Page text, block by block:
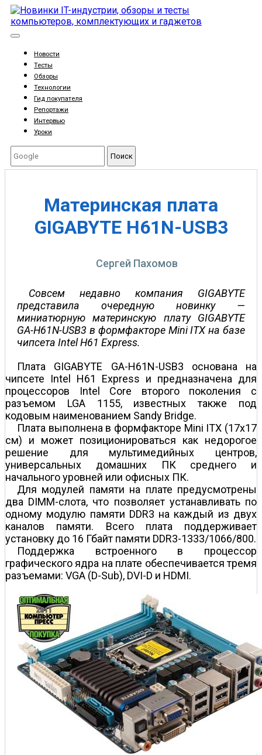
Новости
Тесты
Обзоры
Технологии
Гид покупателя
Репортажи
Интервью
Уроки
Поиск
Материнская плата
GIGABYTE H61N-USB3
Сергей Пахомов
Совсем недавно компания GIGABYTE
представила очередную новинку —
миниатюрную материнскую плату GIGABYTE
GA-H61N-USB3 в формфакторе Mini ITX на базе
чипсета Intel H61 Express.
Плата GIGABYTE GA-H61N-USB3 основана на
чипсете Intel H61 Express и предназначена для
процессоров Intel Core второго поколения с
разъемом LGA 1155, известных также под
кодовым наименованием Sandy Bridge.
Плата выполнена в формфакторе Mini ITX (17x17
см) и может позиционироваться как недорогое
решение для мультимедийных центров,
универсальных домашних ПК среднего и
начального уровней или офисных ПК.
Для модулей памяти на плате предусмотрены
два DIMM-слота, что позволяет устанавливать по
одному модулю памяти DDR3 на каждый из двух
каналов памяти. Всего плата поддерживает
установку до 16 Гбайт памяти DDR3-1333/1066/800.
Поддержка встроенного в процессор
графического ядра на плате обеспечивается тремя
разъемами: VGA (D-Sub), DVI-D и HDMI.